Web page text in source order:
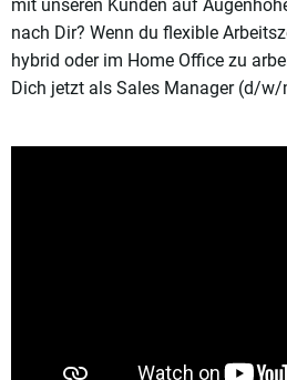
mit unseren Kunden auf
nach Dir? Wenn du flexible
hybrid oder im Home Office zu
Dich jetzt als Sales Manager (d/